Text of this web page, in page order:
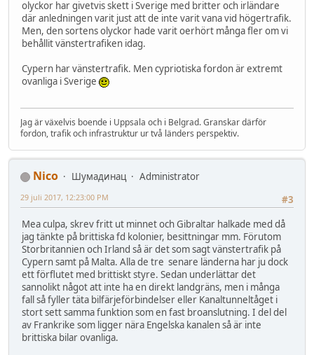
olyckor har givetvis skett i Sverige med britter och irländare
där anledningen varit just att de inte varit vana vid högertrafik.
Men, den sortens olyckor hade varit oerhört många fler om vi
behållit vänstertrafiken idag.
Cypern har vänstertrafik. Men cypriotiska fordon är extremt
ovanliga i Sverige
Jag är växelvis boende i Uppsala och i Belgrad. Granskar därför
fordon, trafik och infrastruktur ur två länders perspektiv.
Nico Шумадинац
Administrator
#3
29 juli 2017, 12:23:00 PM
Mea culpa, skrev fritt ut minnet och Gibraltar halkade med då
jag tänkte på brittiska fd kolonier, besittningar mm. Förutom
Storbritannien och Irland så är det som sagt vänstertrafik på
Cypern samt på Malta. Alla de tre senare länderna har ju dock
ett förflutet med brittiskt styre. Sedan underlättar det
sannolikt något att inte ha en direkt landgräns, men i många
fall så fyller täta bilfärjeförbindelser eller Kanaltunneltåget i
stort sett samma funktion som en fast broanslutning. I del del
av Frankrike som ligger nära Engelska kanalen så är inte
brittiska bilar ovanliga.